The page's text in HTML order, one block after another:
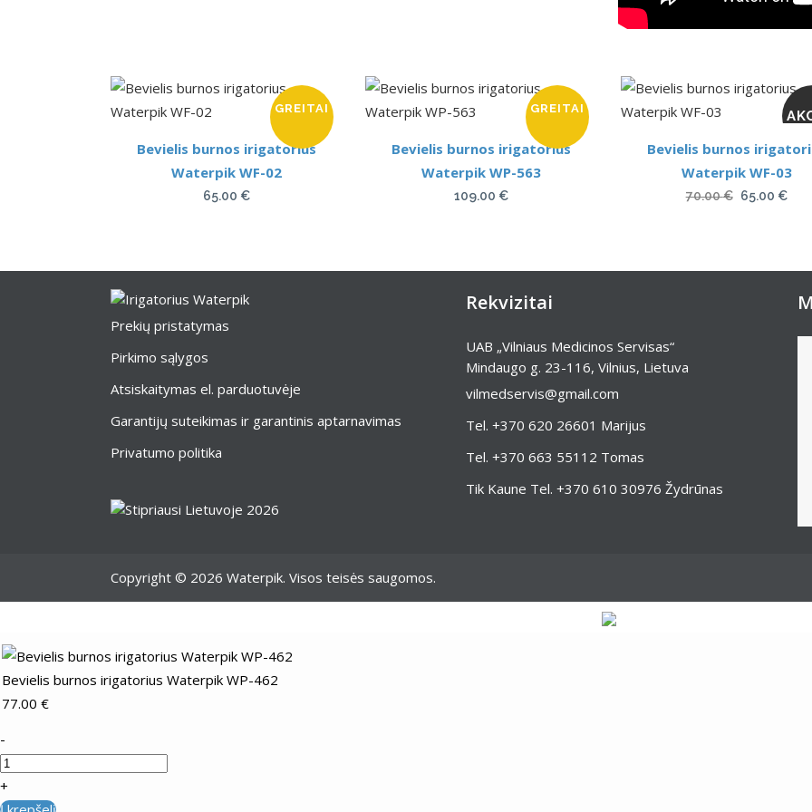
GREITAI
Bevielis burnos irigatorius
Waterpik WF-02
65.00 €
GREITAI
Bevielis burnos irigatorius
Waterpik WP-563
109.00 €
Bevielis burnos
Waterpik WF-03
70.00€ Original
65.00 €
Prekių pristatymas
Pirkimo sąlygos
Atsiskaitymas el. parduotuvėje
Garantijų suteikimas ir garantinis aptarnavimas
Privatumo politika
Rekvizitai
UAB „Vilniaus Medicinos Servisas“
Mindaugo g. 23-116, Vilnius, Lietuva
vilmedservis@gmail.com
Tel. +370 620 26601 Marijus
Tel. +370 663 55112 Tomas
Tik Kaune Tel. +370 610 30976 Žydrūnas
Copyright © 2026 Waterpik. Visos teisės saugomos.
Bevielis burnos irigatorius Waterpik WP-462
77.00 €
-
+